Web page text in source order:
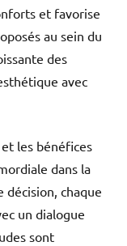
et favorise
au sein du
des
avec
les bénéfices
dans la
chaque
un dialogue
sont